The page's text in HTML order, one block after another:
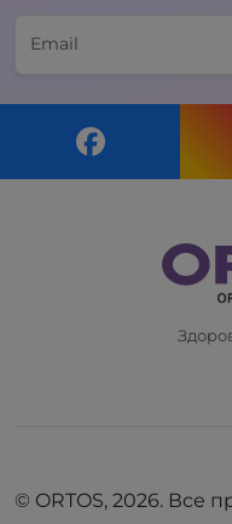
© ORTOS, 2026. Все